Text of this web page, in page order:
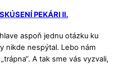
PEKÁRI II.
aspoň jednu otázku ku
nikde nespýtal. Lebo nám
A tak sme vás vyzvali,